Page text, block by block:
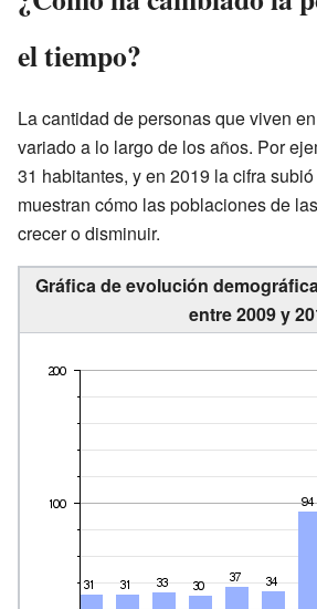
el tiempo?
La cantidad de personas que viven
variado a lo largo de los años. Por
31 habitantes, y en 2019 la cifra
muestran cómo las poblaciones de
crecer o disminuir.
Gráfica de evolución demográfica
entre 2009 y